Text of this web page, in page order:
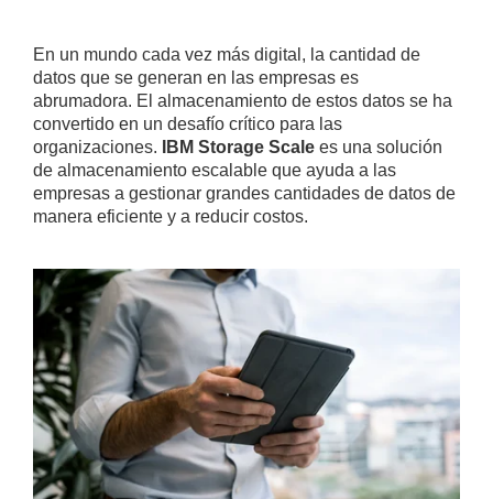
En un mundo cada vez más digital, la cantidad de
datos que se generan en las empresas es
abrumadora. El almacenamiento de estos datos se ha
convertido en un desafío crítico para las
organizaciones.
IBM Storage Scale es una solución
de almacenamiento escalable que ayuda a las
empresas a gestionar grandes cantidades de datos de
manera eficiente y a reducir costos.